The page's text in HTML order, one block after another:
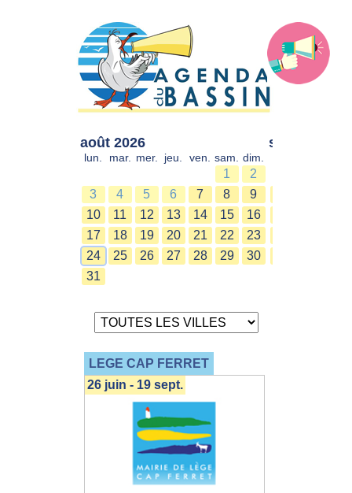
août 2026
lun. mar. mer. jeu. ven. sam. dim.
1
2
3
4 5 6 7 8
9
10
11 12 13 14 15
16
17
18 19 20 21 22
23
24
25 26 27 28 29
30
31
sept. 2026
LEGE CAP FERRET
26 juin - 19 sept.